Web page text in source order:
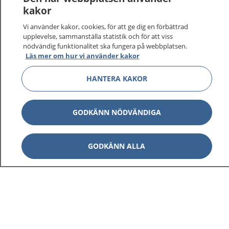
1177–tryggt om din hälsa och vård
På 1177.se får du råd om hälsa och information om
sjukdomar och vilka mottagningar du kan kontakta.
Logga in för att läsa din journal och göra dina
vårdärenden. Ring telefonnummer 1177 för
sjukvårdsrådgivning dygnet runt.
1177 ger dig råd när du vill må bättre.
kakor
Vi använder kakor, cookies, för att ge dig en förbättrad
upplevelse, sammanställa statistik och för att viss
nödvändig funktionalitet ska fungera på webbplatsen.
Läs mer om hur vi använder kakor
HANTERA KAKOR
GODKÄNN NÖDVÄNDIGA
GODKÄNN ALLA